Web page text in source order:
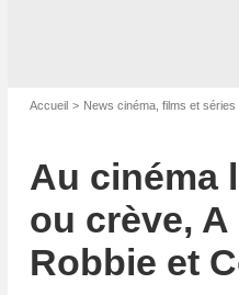
Accueil News cinéma, films et séries
Au cinéma
ou crève,
Robbie et